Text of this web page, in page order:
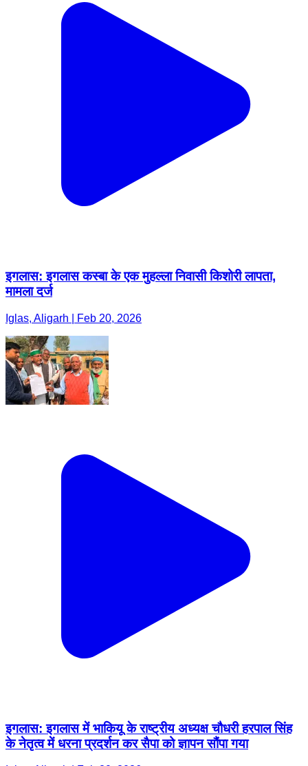
इगलास: इगलास कस्बा के एक मुहल्ला निवासी किशोरी लापता,
मामला दर्ज
Iglas, Aligarh | Feb 20, 2026
इगलास: इगलास में भाकियू के राष्ट्रीय अध्यक्ष चौधरी हरपाल सिंह
के नेतृत्व में धरना प्रदर्शन कर सैपा को ज्ञापन सौंपा गया